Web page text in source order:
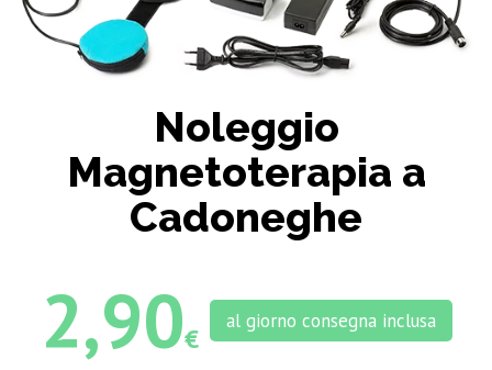
Noleggio
Magnetoterapia a
Cadoneghe
2,90€
al giorno consegna inclusa